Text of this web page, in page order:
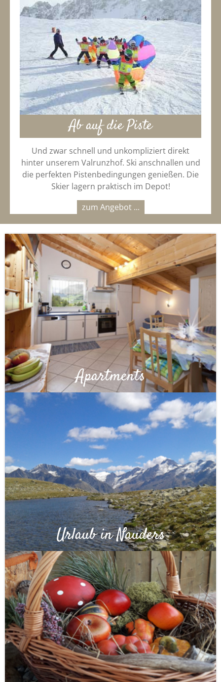
Ab auf die Piste
Und zwar schnell und unkompliziert direkt
hinter unserem Valrunzhof. Ski anschnallen und
die perfekten Pistenbedingungen genießen. Die
Skier lagern praktisch im Depot!
zum Angebot ...
Apartments
Urlaub in Nauders